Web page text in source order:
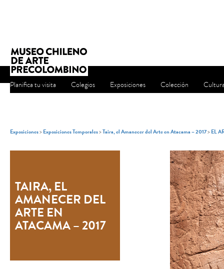
Planifica tu visita Colegios Exposiciones Colección
Exposiciones>Exposiciones Temporales>Taira, el Amanecer del Arte en Atacama – 2017>EL
TAIRA, EL
AMANECER DEL
ARTE EN
ATACAMA – 2017